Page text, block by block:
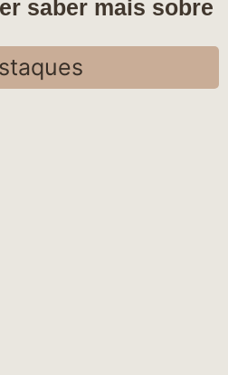
saber mais sobre